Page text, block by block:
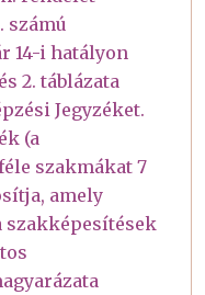
számú
14-i hatályon
2. táblázata
Jegyzéket.
(a
szakmákat 7
amely
szakképesítések